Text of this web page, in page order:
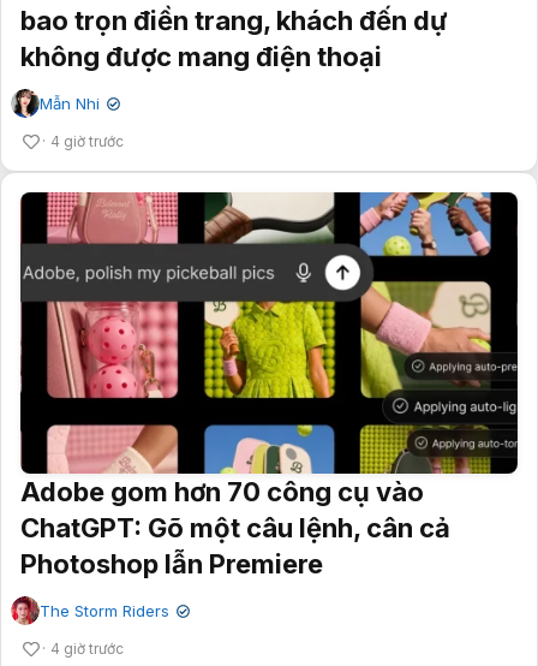
bao trọn điền trang, khách đến dự
không được mang điện thoại
Mẫn Nhi ✔
4 giờ trước
Adobe gom hơn 70 công cụ vào
ChatGPT: Gõ một câu lệnh, cân cả
Photoshop lẫn Premiere
The Storm Riders ✔
4 giờ trước